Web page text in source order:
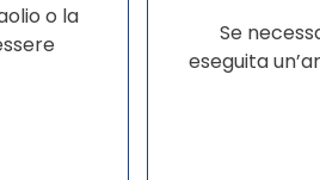
o la
Se
eseguita